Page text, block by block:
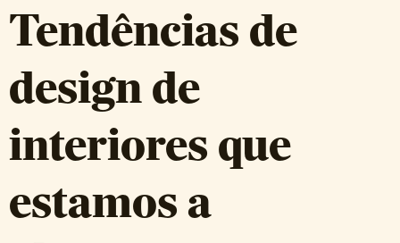
Tendências de
design de
interiores que
estamos a